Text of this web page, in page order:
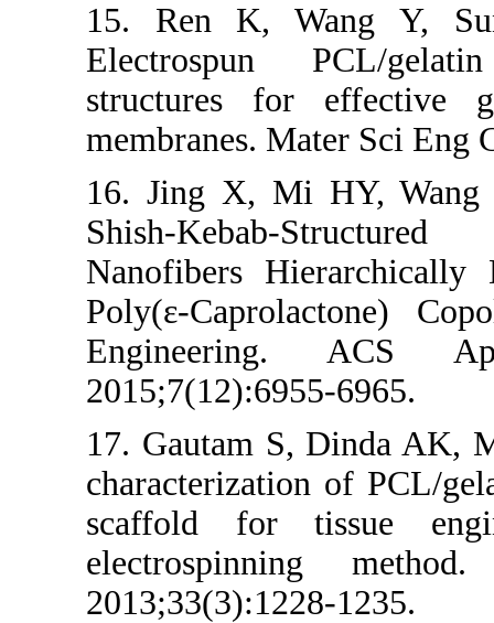
15. Ren K,
structures
membranes.
16. Jing X,
Shish-
Nanofibers
Poly(ε-
17. Gautam
scaffold for